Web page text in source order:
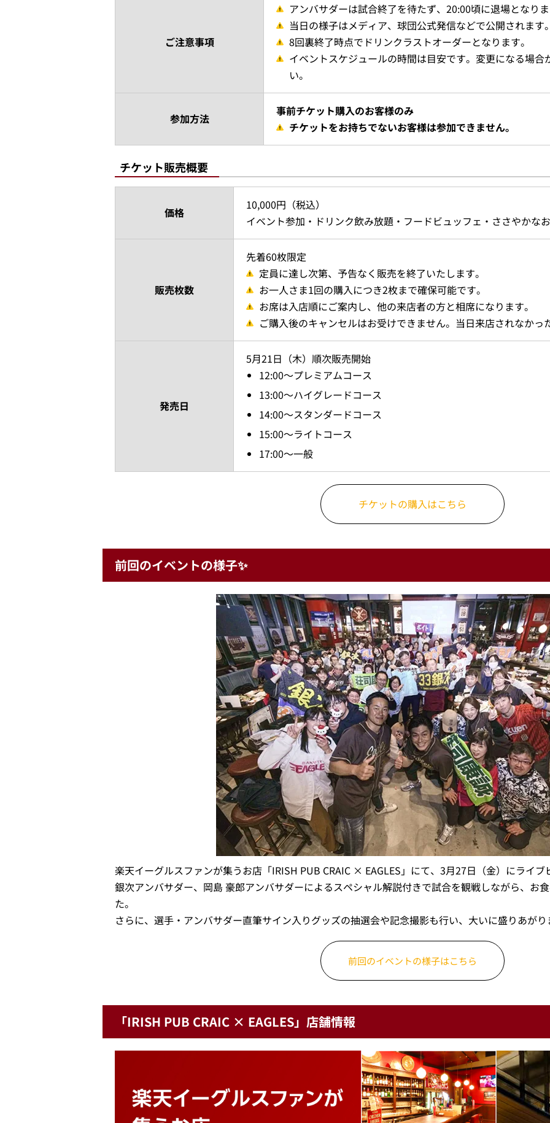
ご注意事項
アンバサダーは試合終了を待たず、20:00頃に退場となりま
当日の様子はメディア、球団公式発信などで公開されます。
8回裏終了時点でドリンクラストオーダーとなります。
イベントスケジュールの時間は目安です。変更になる場合
い。
参加方法
事前チケット購入のお客様のみ
チケットをお持ちでないお客様は参加できません。
チケット販売概要
価格
10,000円（税込）
イベント参加・ドリンク飲み放題・フードビュッフェ・ささやかな
販売枚数
先着60枚限定
定員に達し次第、予告なく販売を終了いたします。
お一人さま1回の購入につき2枚まで確保可能です。
お席は入店順にご案内し、他の来店者の方と相席になります。
ご購入後のキャンセルはお受けできません。当日来店されなかっ
発売日
5月21日（木）順次販売開始
12:00～プレミアムコース
13:00～ハイグレードコース
14:00～スタンダードコース
15:00～ライトコース
17:00～一般
チケットの購入はこちら
前回のイベントの様子✨
楽天イーグルスファンが集うお店「IRISH PUB CRAIC × EAGLES」にて、3月27日（金）にライブ
銀次アンバサダー、岡島 豪郎アンバサダーによるスペシャル解説付きで試合を観戦しながら、お
た。
さらに、選手・アンバサダー直筆サイン入りグッズの抽選会や記念撮影も行い、大いに盛りあがり
前回のイベントの様子はこちら
「IRISH PUB CRAIC × EAGLES」店舗情報